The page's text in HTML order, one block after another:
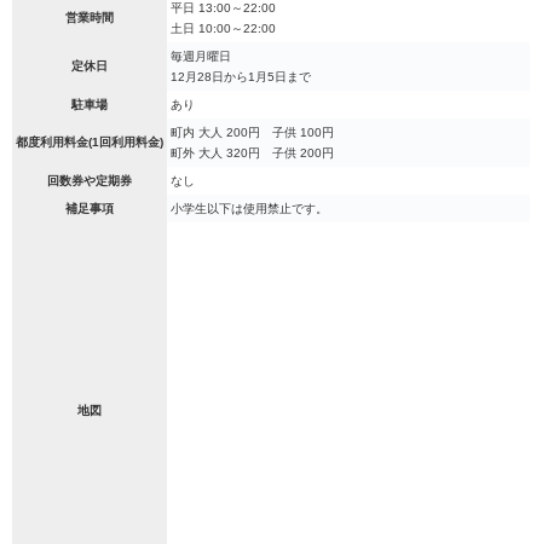
営業時間
平日 13:00～22:00
土日 10:00～22:00
定休日
毎週月曜日
12月28日から1月5日まで
駐車場 あり
都度利用料金(1回利用料金)
町内 大人 200円 子供 100円
町外 大人 320円 子供 200円
回数券や定期券 なし
補足事項 小学生以下は使用禁止です。
地図